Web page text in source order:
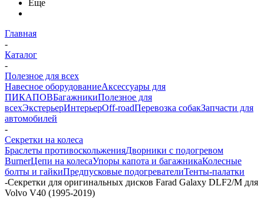
Еще
Главная
-
Каталог
-
Полезное для всех
Навесное оборудованиеАксессуары для
ПИКАПОВБагажникиПолезное для
всехЭкстерьерИнтерьерOff-roadПеревозка собакЗапчасти для
автомобилей
-
Секретки на колеса
Браслеты противоскольженияДворники с подогревом
BurnerЦепи на колесаУпоры капота и багажникаКолесные
болты и гайкиПредпусковые подогревателиТенты-палатки
-Секретки для оригинальных дисков Farad Galaxy DLF2/M для
Volvo V40 (1995-2019)